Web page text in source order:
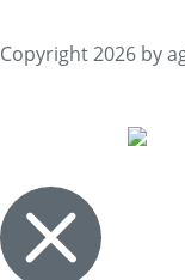
Copyright 2026 by